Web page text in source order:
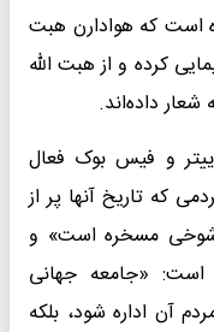
است که هوادارن هبت
کرده و از هبت الله
شعار داده‌اند.
و فیس بوک فعال
که تاریخ آنها پر از
شوخی مسخره است» و
است: «جامعه جهانی
آن اداره شود، بلکه